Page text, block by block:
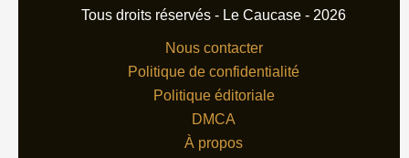
Tous droits réservés - Le Caucase - 2026
Nous contacter
Politique de confidentialité
Politique éditoriale
DMCA
À propos